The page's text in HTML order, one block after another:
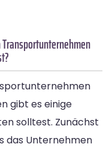
gibt es einige
solltest. Zunächst
das Unternehmen